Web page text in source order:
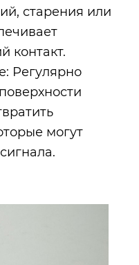
старения или
контакт.
Регулярно
могут